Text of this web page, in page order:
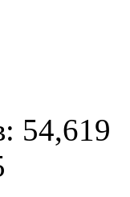
54,619